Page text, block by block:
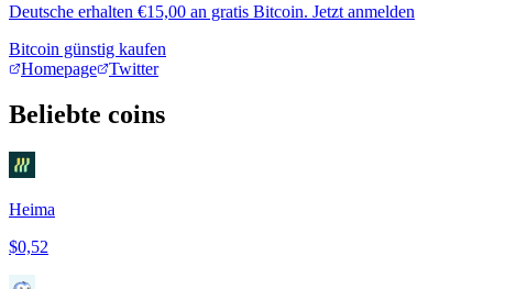
Deutsche erhalten €15,00 an gratis Bitcoin. Jetzt anmelden
Bitcoin günstig kaufen
Homepage
Twitter
Beliebte coins
Heima
$0,52